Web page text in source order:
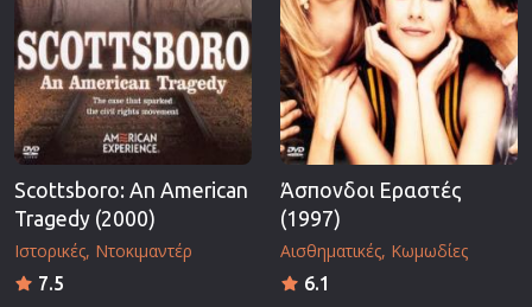
Scottsboro: An American
Tragedy (2000)
Ιστορικές Ντοκιμαντέρ
7.5
Άσπονδοι Εραστές
(1997)
Αισθηματικές Κωμωδίες
6.1